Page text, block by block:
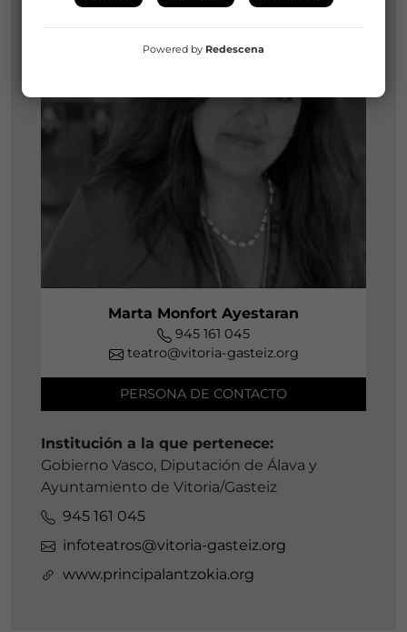
Marta Monfort Ayestaran
945 161 045
teatro@vitoria-gasteiz.org
PERSONA DE CONTACTO
Institución a la que pertenece:
Gobierno Vasco, Diputación de Álava y
Ayuntamiento de Vitoria/Gasteiz
945 161 045
infoteatros@vitoria-gasteiz.org
www.principalantzokia.org
Powered by Redescena